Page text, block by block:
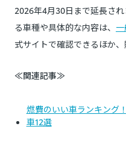
2026年4月30日まで延長さ
る車種や具体的な内容は、
式サイトで確認できるほか
≪関連記事≫
燃費のいい車ランキング
車12選